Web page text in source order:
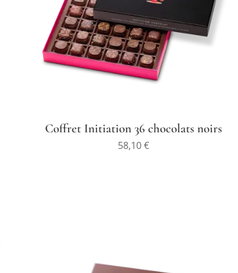
Coffret Initiation 36 chocolats noirs
58,10€